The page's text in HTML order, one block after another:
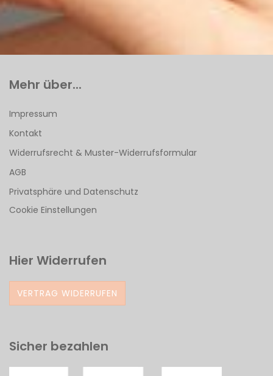
Mehr über...
Impressum
Kontakt
Widerrufsrecht & Muster-Widerrufsformular
AGB
Privatsphäre und Datenschutz
Cookie Einstellungen
Hier Widerrufen
VERTRAG WIDERRUFEN
Sicher bezahlen